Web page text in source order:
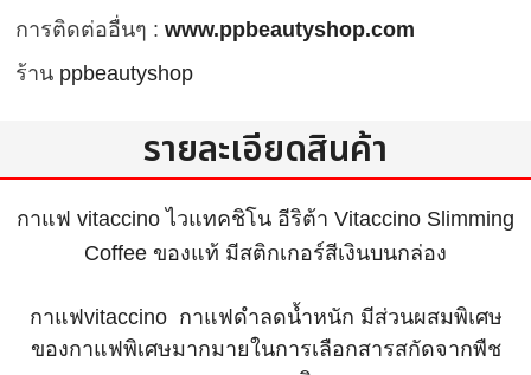
การติดต่ออื่นๆ : www.ppbeautyshop.com
ร้าน ppbeautyshop
รายละเอียดสินค้า
กาแฟ vitaccino ไวแทคชิโน อีริต้า Vitaccino Slimming
Coffee ของแท้ มีสติกเกอร์สีเงินบนกล่อง
กาแฟvitaccino กาแฟดำลดน้ำหนัก มีส่วนผสมพิเศษ
ของกาแฟพิเศษมากมายในการเลือกสารสกัดจากพืช